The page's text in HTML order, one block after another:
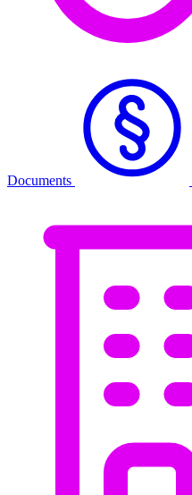
Documents